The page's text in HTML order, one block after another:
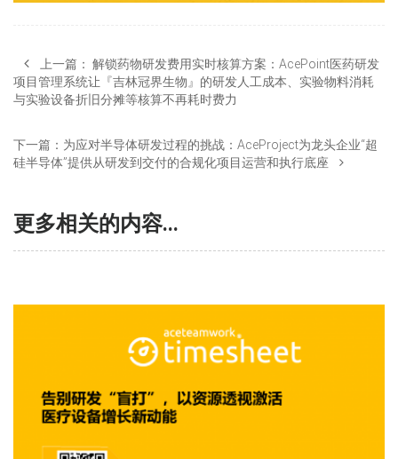
上一篇： 解锁药物研发费用实时核算方案：AcePoint医药研发
项目管理系统让『吉林冠界生物』的研发人工成本、实验物料消耗
与实验设备折旧分摊等核算不再耗时费力
下一篇： 为应对半导体研发过程的挑战：AceProject为龙头企业“超
硅半导体”提供从研发到交付的合规化项目运营和执行底座
更多相关的内容...